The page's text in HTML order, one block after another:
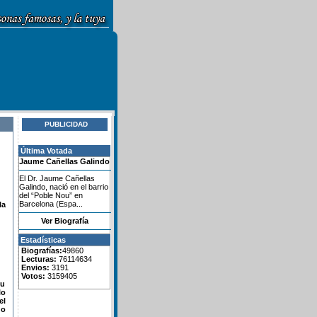
PUBLICIDAD
Última Votada
Jaume Cañellas Galindo
El Dr. Jaume Cañellas
Galindo, nació en el barrio
del “Poble Nou” en
Barcelona (Espa...
Ver Biografía
Estadísticas
Biografías:49860
Lecturas: 76114634
Envios: 3191
Votos: 3159405